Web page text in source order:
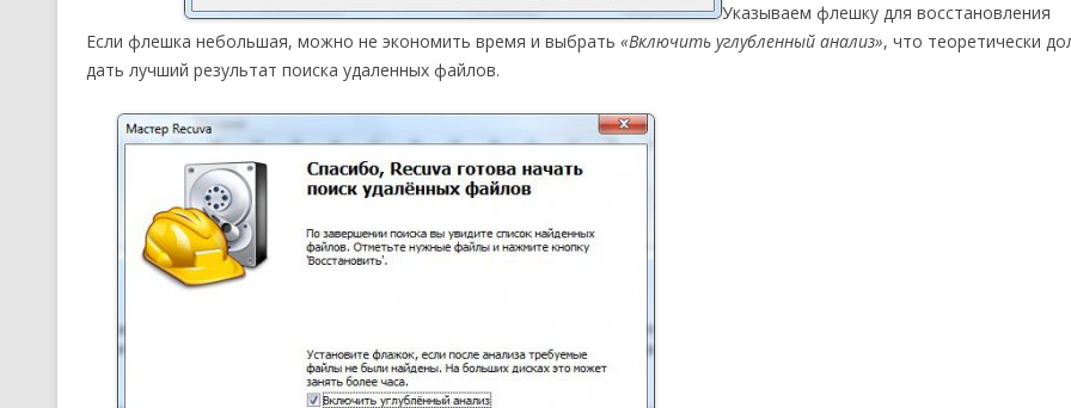
Указываем флешку для восстановления
Если флешка небольшая, можно не экономить время и выбрать «Включить углубленный анализ», что теоретически
дать лучший результат поиска удаленных файлов.